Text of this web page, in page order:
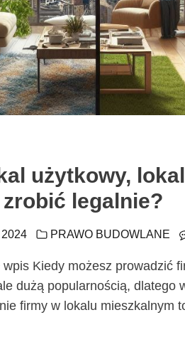
użytkowy,
legalnie?
PRAWO BUDOWLANE
Kiedy możesz prowadzić
dużą popularnością, dlatego
firmy w lokalu mieszkalnym